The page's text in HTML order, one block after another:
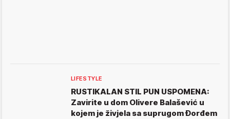
LIFESTYLE
RUSTIKALAN STIL PUN USPOMENA:
Zavirite u dom Olivere Balašević u
kojem je živjela sa suprugom Đorđem